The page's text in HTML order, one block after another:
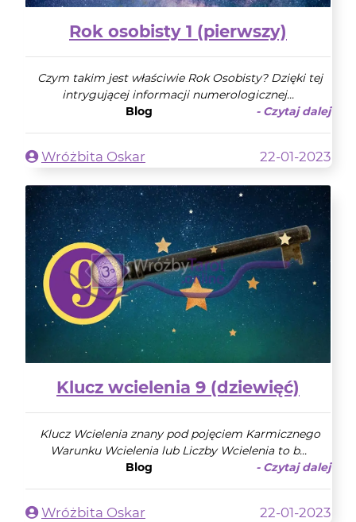
Rok osobisty 1 (pierwszy)
Czym takim jest właściwie Rok Osobisty? Dzięki tej
intrygującej informacji numerologicznej...
Blog
- Czytaj dalej
Wróżbita Oskar 22-01-2023
Klucz wcielenia 9 (dziewięć)
Klucz Wcielenia znany pod pojęciem Karmicznego
Warunku Wcielenia lub Liczby Wcielenia to b...
Blog
- Czytaj dalej
Wróżbita Oskar 22-01-2023